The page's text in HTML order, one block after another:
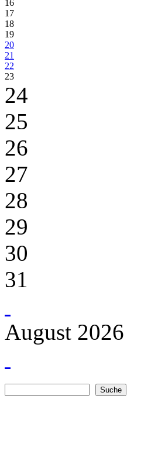
16
17
18
19
20
21
22
23
24
25
26
27
28
29
30
31
August 2026